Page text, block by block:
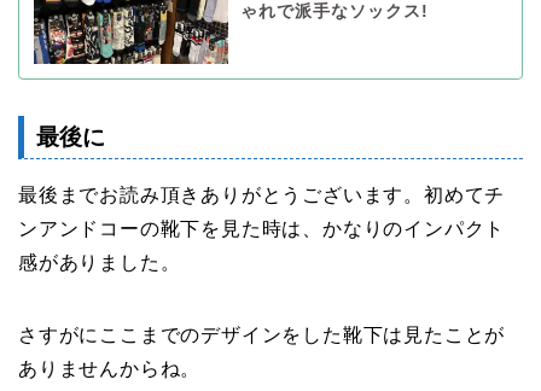
ゃれで派手なソックス!
最後に
最後までお読み頂きありがとうございます。初めてチ
ンアンドコーの靴下を見た時は、かなりのインパクト
感がありました。
さすがにここまでのデザインをした靴下は見たことが
ありませんからね。